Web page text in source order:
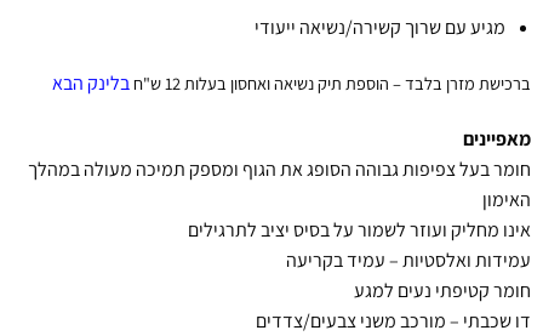
מגיע עם שרוך קשירה/נשיאה ייעודי
ברכישת מזרן בלבד – הוספת תיק נשיאה ואחסון בעלות 12 ש"ח בלינק הבא
מאפיינים
חומר בעל צפיפות גבוהה הסופג את הגוף ומספק תמיכה מעולה במהלך
האימון
אינו מחליק ועוזר לשמור על בסיס יציב לתרגילים
עמידות ואלסטיות – עמיד בקריעה
חומר קטיפתי נעים למגע
דו שכבתי – מורכב משני צבעים/צדדים